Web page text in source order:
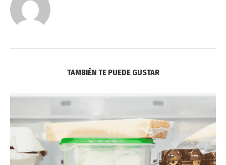
TAMBIÉN TE PUEDE GUSTAR